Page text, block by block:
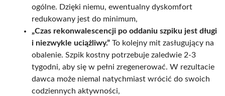
ogólne. Dzięki niemu, ewentualny dyskomfort
redukowany jest do minimum,
„Czas rekonwalescencji po oddaniu szpiku jest długi
i niezwykle uciążliwy.” To kolejny mit zasługujący na
obalenie. Szpik kostny potrzebuje zaledwie 2-3
tygodni, aby się w pełni zregenerować. W rezultacie
dawca może niemal natychmiast wrócić do swoich
codziennych aktywności,